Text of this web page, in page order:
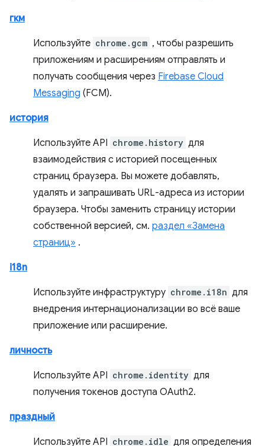
гкм
Используйте chrome.gcm , чтобы разрешить
приложениям и расширениям отправлять и
получать сообщения через Firebase Cloud
Messaging (FCM).
история
Используйте API chrome.history для
взаимодействия с историей посещенных
страниц браузера. Вы можете добавлять,
удалять и запрашивать URL-адреса из истории
браузера. Чтобы заменить страницу истории
собственной версией, см. раздел «Замена
страниц» .
i18n
Используйте инфраструктуру chrome.i18n для
внедрения интернационализации во всё ваше
приложение или расширение.
личность
Используйте API chrome.identity для
получения токенов доступа OAuth2.
праздный
Используйте API chrome.idle для определения